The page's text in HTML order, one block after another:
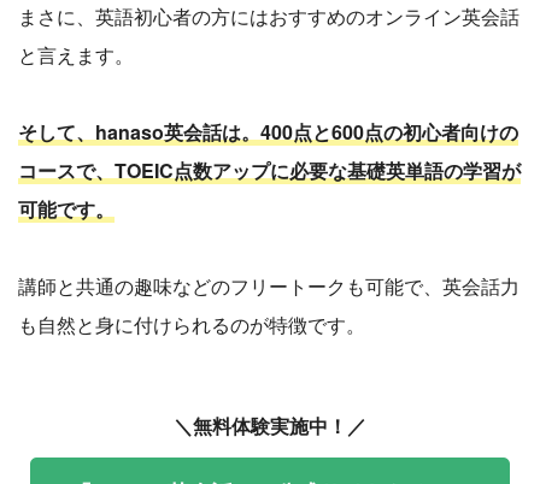
まさに、英語初心者の方にはおすすめのオンライン英会話
と言えます。
そして、hanaso英会話は。400点と600点の初心者向けの
コースで、TOEIC点数アップに必要な基礎英単語の学習が
可能です。
講師と共通の趣味などのフリートークも可能で、英会話力
も自然と身に付けられるのが特徴です。
＼無料体験実施中！／